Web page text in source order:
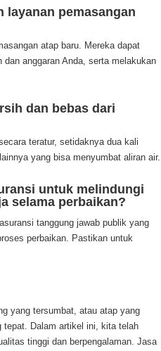
layanan pemasangan
atap baru. Mereka dapat
anggaran Anda, serta melakukan
dan bebas dari
teratur, setidaknya dua kali
yang bisa menyumbat aliran air.
untuk melindungi
selama perbaikan?
tanggung jawab publik yang
perbaikan. Pastikan untuk
yang tersumbat, atau atap yang
tepat. Dalam artikel ini, kita telah
tinggi dan berpengalaman. Jasa